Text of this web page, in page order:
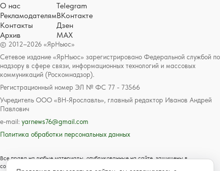
© 2012–2026 «ЯрНьюс»
Сетевое издание «ЯрНьюс» зарегистрировано Федеральной службой по
надзору в сфере связи, информационных технологий и массовых
коммуникаций (Роскомнадзор).
Регистрационный номер ЭЛ № ФС 77 - 73566
Учредитель ООО «ВН-Ярославль», главный редактор Иванов Андрей
Павлович
e-mail: yarnews76@gmail.com
Политика обработки персональных данных
Все права на любые материалы, опубликованные на сайте, защищены в
соответствии с российским и международным законодательством об авторском
О нас
Рекламодателям
Контакты
Архив
Telegram
ВКонтакте
Дзен
MAX